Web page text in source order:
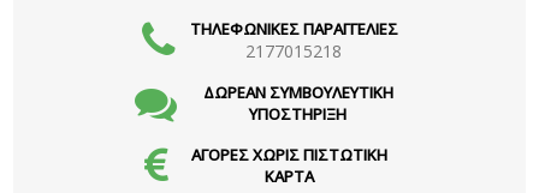
ΤΗΛΕΦΩΝΙΚΕΣ ΠΑΡΑΓΓΕΛΙΕΣ
2177015218
ΔΩΡΕΑΝ ΣΥΜΒΟΥΛΕΥΤΙΚΗ
ΥΠΟΣΤΗΡΙΞΗ
ΑΓΟΡΕΣ ΧΩΡΙΣ ΠΙΣΤΩΤΙΚΗ
ΚΑΡΤΑ